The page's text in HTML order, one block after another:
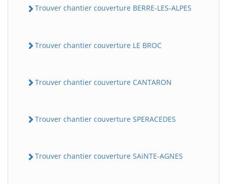
Trouver chantier couverture BERRE-LES-ALPES
Trouver chantier couverture LE BROC
Trouver chantier couverture CANTARON
Trouver chantier couverture SPERACEDES
Trouver chantier couverture SAiNTE-AGNES